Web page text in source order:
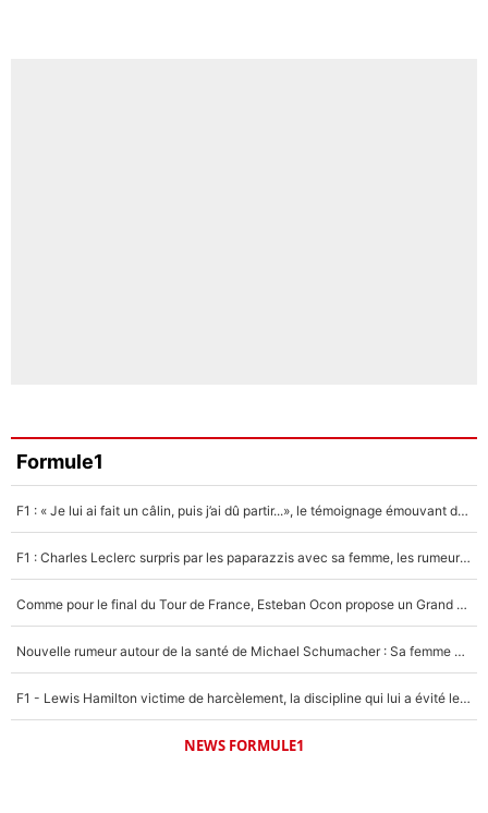
Formule1
F1 : « Je lui ai fait un câlin, puis j’ai dû partir...», le témoignage émouvant de Max Verstappen sur sa fille
F1 : Charles Leclerc surpris par les paparazzis avec sa femme, les rumeurs étaient vraies !
Comme pour le final du Tour de France, Esteban Ocon propose un Grand Prix de Formule 1 à Paris : «Autour de l’Arc de Triomphe, ce serait génial» !
Nouvelle rumeur autour de la santé de Michael Schumacher : Sa femme Corinna sort du silence
F1 - Lewis Hamilton victime de harcèlement, la discipline qui lui a évité le pire : «J'aurais probablement mal tourné»
NEWS FORMULE1